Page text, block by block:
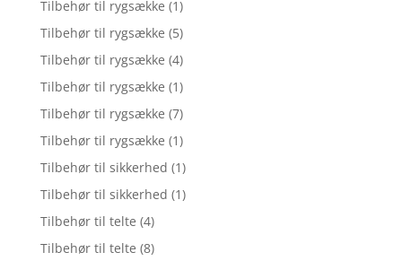
Tilbehør til rygsække (1)
Tilbehør til rygsække (5)
Tilbehør til rygsække (4)
Tilbehør til rygsække (1)
Tilbehør til rygsække (7)
Tilbehør til rygsække (1)
Tilbehør til sikkerhed (1)
Tilbehør til sikkerhed (1)
Tilbehør til telte (4)
Tilbehør til telte (8)